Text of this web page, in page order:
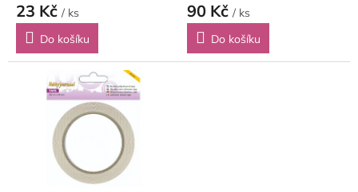
23 Kč / ks
Do košíku
90 Kč / ks
Do košíku